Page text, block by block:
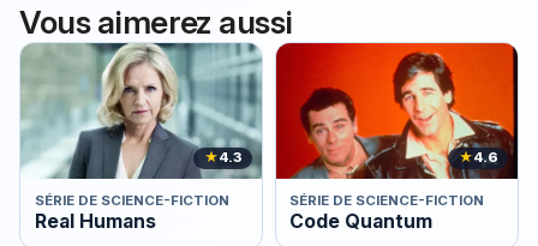
Vous aimerez aussi
★4.3
SÉRIE DE SCIENCE-FICTION
Real Humans
★4.6
SÉRIE DE SCIENCE-FICTION
Code Quantum